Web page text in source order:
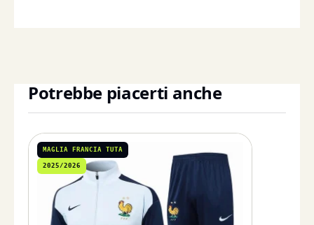
Potrebbe piacerti anche
MAGLIA FRANCIA TUTA
2025/2026